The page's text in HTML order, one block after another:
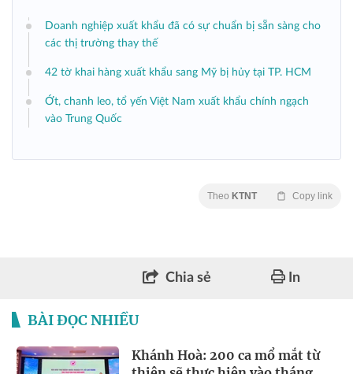
Doanh nghiệp xuất khẩu đã có sự chuẩn bị sẵn sàng cho
các thị trường thay thế
42 tờ khai hàng xuất khẩu sang Mỹ bị hủy tại TP. HCM
Ớt, chanh leo, tổ yến Việt Nam xuất khẩu chính ngạch
vào Trung Quốc
Theo KTNT Copy link
Chia sẻ In
BÀI ĐỌC NHIỀU
Khánh Hoà: 200 ca mổ mắt từ